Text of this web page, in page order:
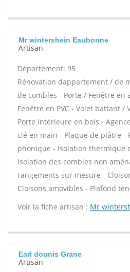
Mr wintershein Eaubonne
Artisan
Département: 95
Rénovation dappartement / de
de combles - Porte / Fenêtre
Fenêtre en PVC - Volet battant /
Porte intérieure en bois -
clé en main - Plaque de plâtre -
phonique - Isolation thermique
Isolation des combles non
rangements sur mesure -
Cloisons amovibles - Plafond
Voir la fiche artisan : Mr
Earl dounis Grane
Artisan